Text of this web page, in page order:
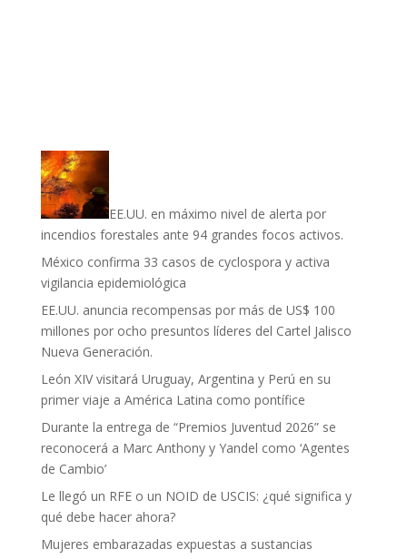
EE.UU. en máximo nivel de alerta por
incendios forestales ante 94 grandes focos activos.
México confirma 33 casos de cyclospora y activa
vigilancia epidemiológica
EE.UU. anuncia recompensas por más de US$ 100
millones por ocho presuntos líderes del Cartel Jalisco
Nueva Generación.
León XIV visitará Uruguay, Argentina y Perú en su
primer viaje a América Latina como pontífice
Durante la entrega de “Premios Juventud 2026” se
reconocerá a Marc Anthony y Yandel como ‘Agentes
de Cambio’
Le llegó un RFE o un NOID de USCIS: ¿qué significa y
qué debe hacer ahora?
Mujeres embarazadas expuestas a sustancias